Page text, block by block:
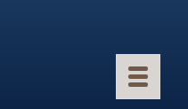
Toggle